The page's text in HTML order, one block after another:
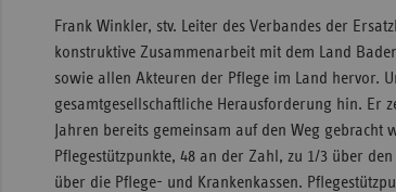
Frank Winkler, stv. Leiter des Verbandes der
konstruktive Zusammenarbeit mit dem Land
sowie allen Akteuren der Pflege im Land hervor.
gesamtgesellschaftliche Herausforderung hin. Er
Jahren bereits gemeinsam auf den Weg gebracht
Pflegestützpunkte, 48 an der Zahl, zu 1/3 über
über die Pflege- und Krankenkassen.